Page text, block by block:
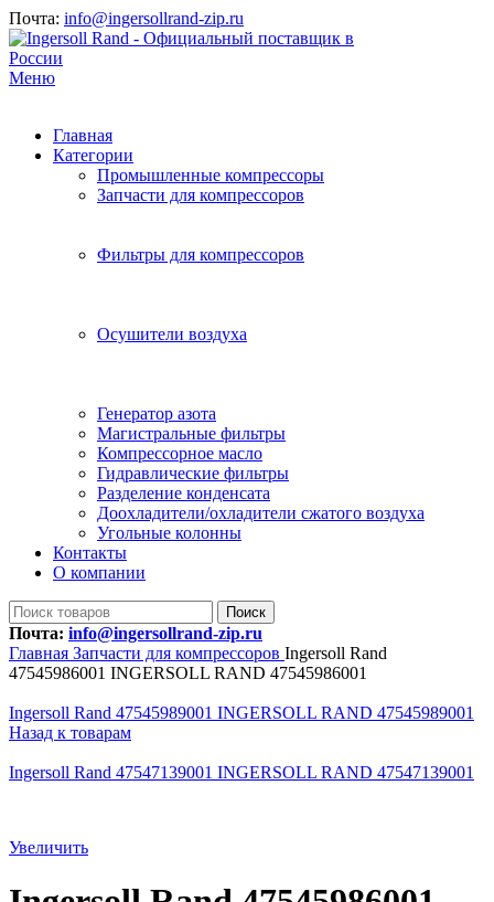
Почта: info@ingersollrand-zip.ru
Меню
Главная
Категории
Промышленные компрессоры
Запчасти для компрессоров
Фильтры для компрессоров
Осушители воздуха
Генератор азота
Магистральные фильтры
Компрессорное масло
Гидравлические фильтры
Разделение конденсата
Доохладители/охладители сжатого воздуха
Угольные колонны
Контакты
О компании
Поиск
Почта: info@ingersollrand-zip.ru
Главная Запчасти для компрессоров Ingersoll Rand
47545986001 INGERSOLL RAND 47545986001
Ingersoll Rand 47545989001 INGERSOLL RAND 47545989001
Назад к товарам
Ingersoll Rand 47547139001 INGERSOLL RAND 47547139001
Увеличить